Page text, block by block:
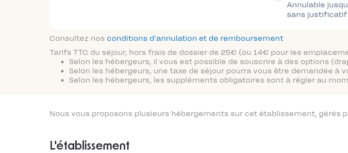
Annulable
sans justificatif
Consultez nos conditions d'annulation et de remboursement
Tarifs TTC du séjour, hors frais de dossier de 25€ (ou 14€ pour les
Selon les hébergeurs, il vous est possible de souscrire à des options
Selon les hébergeurs, une taxe de séjour pourra vous être demandée à
Selon les hébergeurs, les suppléments obligatoires sont à régler au
Nous vous proposons plusieurs hébergements sur cet établissement, gérés
L'établissement